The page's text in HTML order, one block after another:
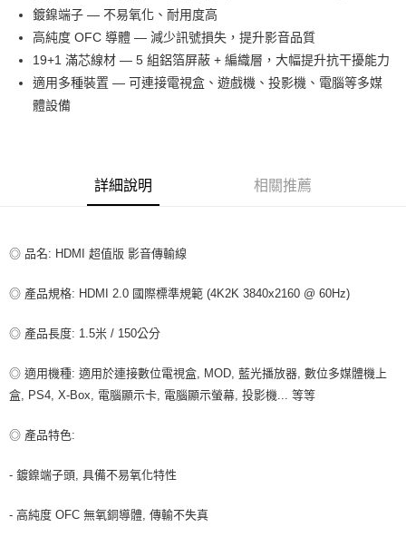
街口支付
悠遊付
ATM付款
每筆NT$80，滿NT$599(含以上)免運費
每筆NT$80，滿NT$599(含以上)免運費
每筆NT$80，滿NT$599(含以上)免運費
付款後7-11取貨
宅配
鍍鎳端子 — 不易氧化、耐用度高
高純度 OFC 導體 — 減少訊號損失，提升影音品質
19+1 滿芯線材 — 5 組鋁箔屏蔽 + 編織層，大幅提升抗干擾能力
適用多種裝置 — 可連接電視盒、遊戲機、投影機、電腦等多媒
體設備
詳細說明 相關推薦
◎ 品名: HDMI 超值版 影音傳輸線
◎ 產品規格: HDMI 2.0 國際標準規範 (4K2K 3840x2160 @ 60Hz)
◎ 產品長度: 1.5米 / 150公分
◎ 適用機種: 適用於連接數位電視盒, MOD, 藍光播放器, 數位多媒體機上
盒, PS4, X-Box, 電腦顯示卡, 電腦顯示螢幕, 投影機... 等等
◎ 產品特色:
- 鍍鎳端子頭, 具備不易氧化特性
- 高純度 OFC 無氧銅導體, 傳輸不失真